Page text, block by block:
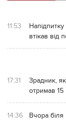
11:53
втікав від
17:31
Зрадник,
отримав 15
14:36
Вчора